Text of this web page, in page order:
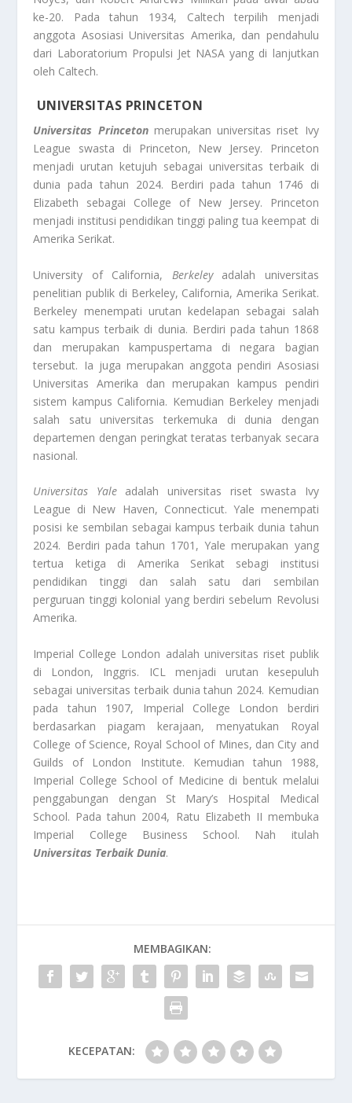
ke-20. Pada tahun 1934, Caltech terpilih menjadi
anggota Asosiasi Universitas Amerika, dan pendahulu
dari Laboratorium Propulsi Jet NASA yang di lanjutkan
oleh Caltech.
UNIVERSITAS PRINCETON
Universitas Princetonmerupakan universitas riset Ivy
League swasta di Princeton, New Jersey. Princeton
menjadi urutan ketujuh sebagai universitas terbaik di
dunia pada tahun 2024. Berdiri pada tahun 1746 di
Elizabeth sebagai College of New Jersey. Princeton
menjadi institusi pendidikan tinggi paling tua keempat di
Amerika Serikat.
University of California, Berkeleyadalah universitas
penelitian publik di Berkeley, California, Amerika Serikat.
Berkeley menempati urutan kedelapan sebagai salah
satu kampus terbaik di dunia. Berdiri pada tahun 1868
dan merupakan kampuspertama di negara bagian
tersebut. Ia juga merupakan anggota pendiri Asosiasi
Universitas Amerika dan merupakan kampus pendiri
sistem kampus California. Kemudian Berkeley menjadi
salah satu universitas terkemuka di dunia dengan
departemen dengan peringkat teratas terbanyak secara
nasional.
Universitas Yaleadalah universitas riset swasta Ivy
League di New Haven, Connecticut. Yale menempati
posisi ke sembilan sebagai kampus terbaik dunia tahun
2024. Berdiri pada tahun 1701, Yale merupakan yang
tertua ketiga di Amerika Serikat sebagi institusi
pendidikan tinggi dan salah satu dari sembilan
perguruan tinggi kolonial yang berdiri sebelum Revolusi
Amerika.
Imperial College London adalah universitas riset publik
di London, Inggris. ICL menjadi urutan kesepuluh
sebagai universitas terbaik dunia tahun 2024. Kemudian
pada tahun 1907, Imperial College London berdiri
berdasarkan piagam kerajaan, menyatukan Royal
College of Science, Royal School of Mines, dan City and
Guilds of London Institute. Kemudian tahun 1988,
Imperial College School of Medicine di bentuk melalui
penggabungan dengan St Mary’s Hospital Medical
School. Pada tahun 2004, Ratu Elizabeth II membuka
Imperial College Business School. Nah itulah
Universitas Terbaik Dunia.
MEMBAGIKAN:
KECEPATAN: